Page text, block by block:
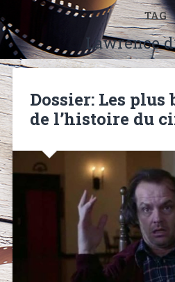
TAG
Lawrence
Dossier: Les plus
de l’histoire du